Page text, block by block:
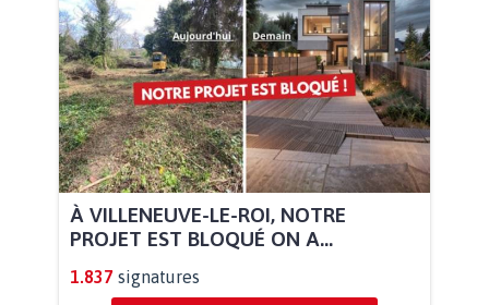
À VILLENEUVE-LE-ROI, NOTRE
PROJET EST BLOQUÉ ON A...
1.837 signatures